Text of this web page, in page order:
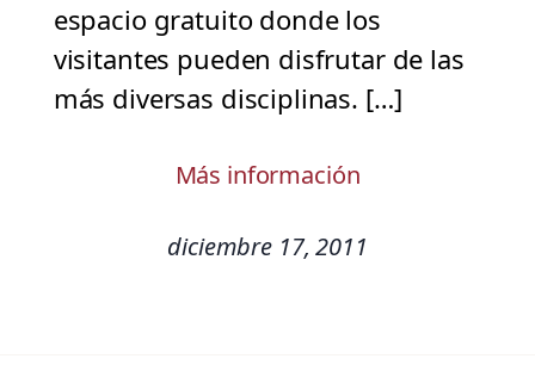
espacio gratuito donde los
visitantes pueden disfrutar de las
más diversas disciplinas. […]
Más información
diciembre 17, 2011